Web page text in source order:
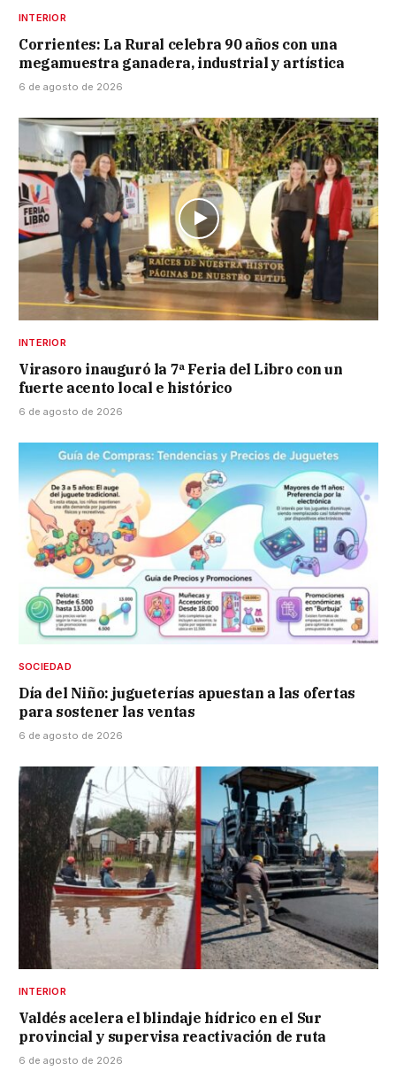
INTERIOR
Corrientes: La Rural celebra 90 años con una
megamuestra ganadera, industrial y artística
6 de agosto de 2026
INTERIOR
Virasoro inauguró la 7ª Feria del Libro con un
fuerte acento local e histórico
6 de agosto de 2026
SOCIEDAD
Día del Niño: jugueterías apuestan a las ofertas
para sostener las ventas
6 de agosto de 2026
INTERIOR
Valdés acelera el blindaje hídrico en el Sur
provincial y supervisa reactivación de ruta
6 de agosto de 2026